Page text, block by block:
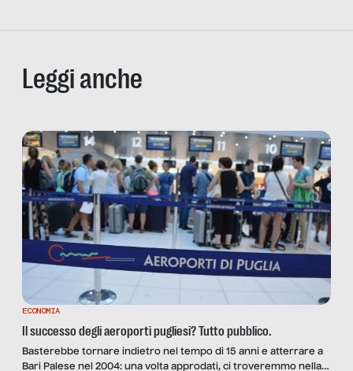
Leggi anche
ECONOMIA
Il successo degli aeroporti pugliesi? Tutto pubblico.
Basterebbe tornare indietro nel tempo di 15 anni e atterrare a
Bari Palese nel 2004: una volta approdati, ci troveremmo nella